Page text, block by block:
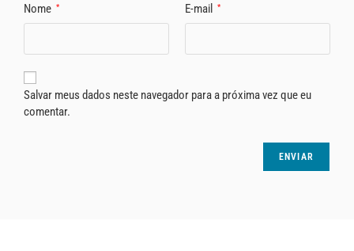
Nome * E-mail *
Salvar meus dados neste navegador para a próxima vez que eu
comentar.